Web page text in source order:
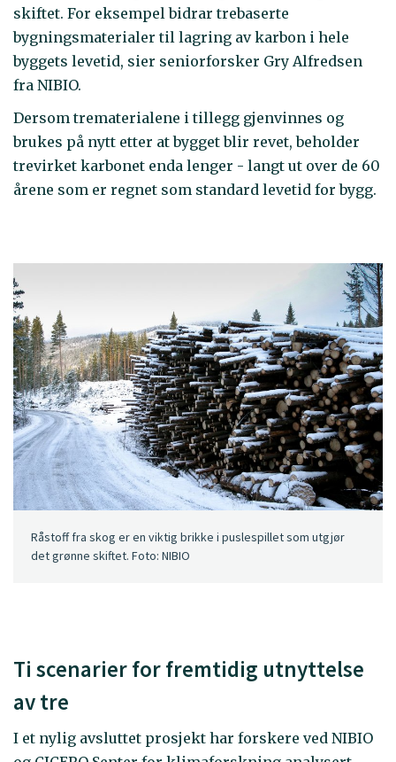
skiftet. For eksempel bidrar trebaserte
bygningsmaterialer til lagring av karbon i hele
byggets levetid, sier seniorforsker Gry Alfredsen
fra NIBIO.
Dersom trematerialene i tillegg gjenvinnes og
brukes på nytt etter at bygget blir revet, beholder
trevirket karbonet enda lenger - langt ut over de 60
årene som er regnet som standard levetid for bygg.
Råstoff fra skog er en viktig brikke i puslespillet som utgjør
det grønne skiftet. Foto: NIBIO
Ti scenarier for fremtidig utnyttelse
av tre
I et nylig avsluttet prosjekt har forskere ved NIBIO